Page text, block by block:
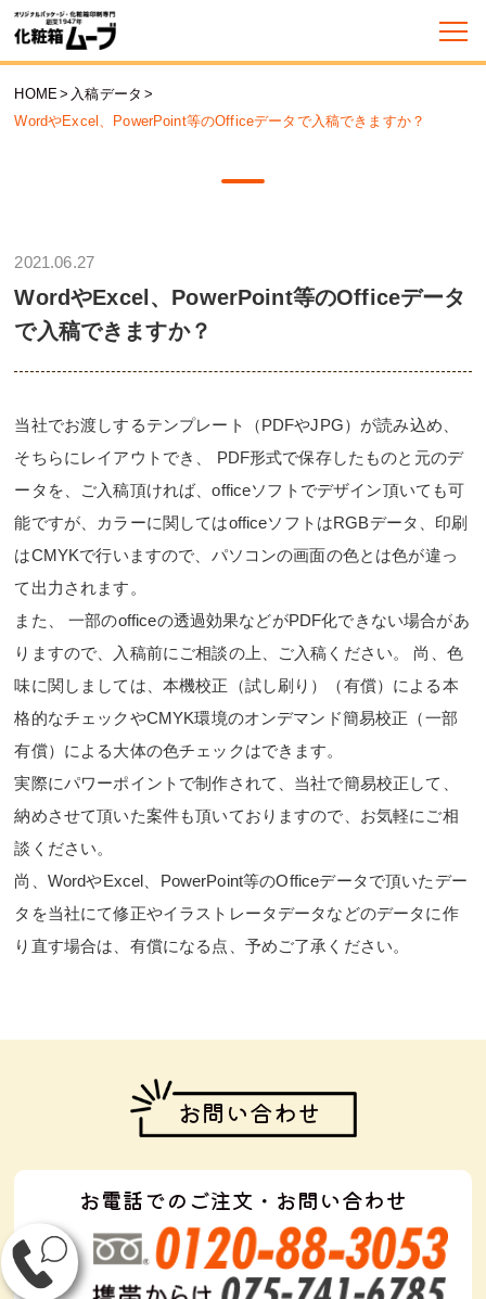
HOME> 入稿データ >
WordやExcel、PowerPoint等のOfficeデータで入稿できますか？
2021.06.27
WordやExcel、PowerPoint等のOfficeデータ
で入稿できますか？
当社でお渡しするテンプレート（PDFやJPG）が読み込め、
そちらにレイアウトでき、 PDF形式で保存したものと元のデ
ータを、ご入稿頂ければ、officeソフトでデザイン頂いても可
能ですが、カラーに関してはofficeソフトはRGBデータ、印刷
はCMYKで行いますので、パソコンの画面の色とは色が違っ
て出力されます。
また、 一部のofficeの透過効果などがPDF化できない場合があ
りますので、入稿前にご相談の上、ご入稿ください。 尚、色
味に関しましては、本機校正（試し刷り）（有償）による本
格的なチェックやCMYK環境のオンデマンド簡易校正（一部
有償）による大体の色チェックはできます。
実際にパワーポイントで制作されて、当社で簡易校正して、
納めさせて頂いた案件も頂いておりますので、お気軽にご相
談ください。
尚、WordやExcel、PowerPoint等のOfficeデータで頂いたデー
タを当社にて修正やイラストレータデータなどのデータに作
り直す場合は、有償になる点、予めご了承ください。
お問い合わせ
お電話でのご注文・お問い合わせ